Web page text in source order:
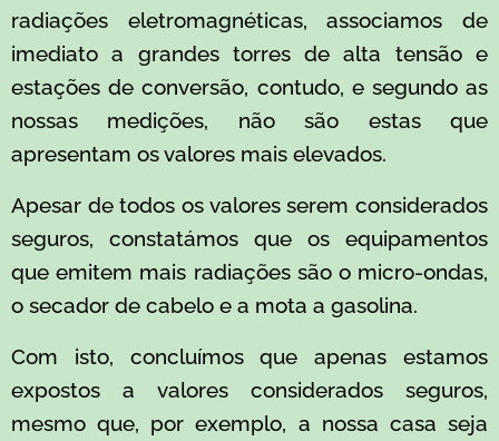
radiações eletromagnéticas, associamos de
imediato a grandes torres de alta tensão e
estações de conversão, contudo, e segundo as
nossas medições, não são estas que
apresentam os valores mais elevados.
Apesar de todos os valores serem considerados
seguros, constatámos que os equipamentos
que emitem mais radiações são o micro-ondas,
o secador de cabelo e a mota a gasolina.
Com isto, concluímos que apenas estamos
expostos a valores considerados seguros,
mesmo que, por exemplo, a nossa casa seja